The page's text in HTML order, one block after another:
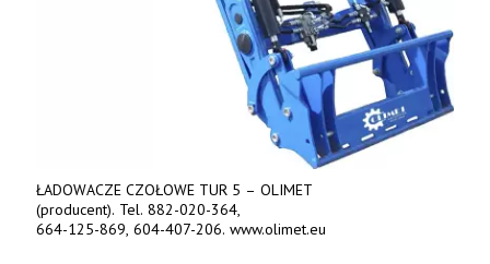
ŁADOWACZE CZOŁOWE TUR 5 – OLIMET
(producent). Tel. 882-020-364,
664-125-869, 604-407-206. www.olimet.eu